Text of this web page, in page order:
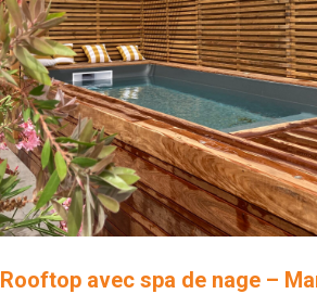
Rooftop avec spa de nage –